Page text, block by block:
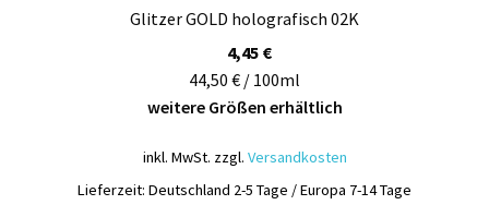
Optionen
gewählt
werden
Glitzer GOLD holografisch 02K
4,45 €
44,50 € / 100ml
weitere Größen erhältlich
inkl. MwSt. zzgl. Versandkosten
Lieferzeit: Deutschland 2-5 Tage / Europa 7-14 Tage